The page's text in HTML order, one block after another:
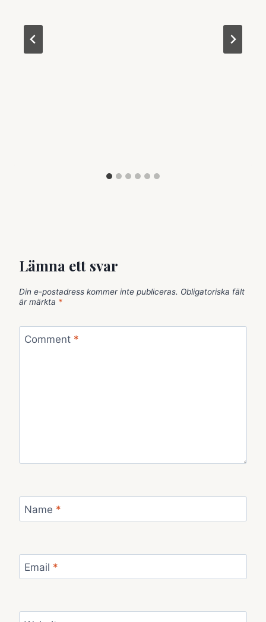
Lämna ett svar
Din e-postadress kommer inte publiceras. Obligatoriska fält
är märkta *
Comment *
Name *
Email *